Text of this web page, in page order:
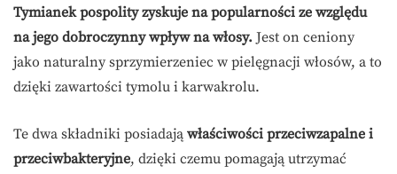
Tymianek pospolity zyskuje na popularności ze względu
na jego dobroczynny wpływ na włosy. Jest on ceniony
jako naturalny sprzymierzeniec w pielęgnacji włosów, a to
dzięki zawartości tymolu i karwakrolu.
Te dwa składniki posiadają właściwości przeciwzapalne i
przeciwbakteryjne, dzięki czemu pomagają utrzymać